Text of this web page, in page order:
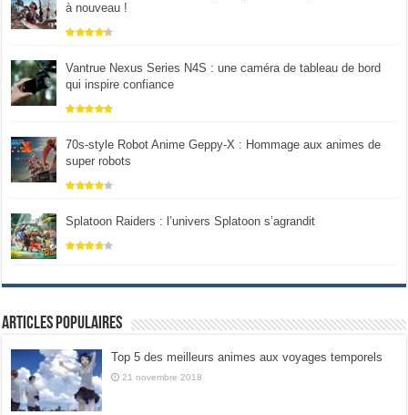
à nouveau !
Vantrue Nexus Series N4S : une caméra de tableau de bord
qui inspire confiance
70s-style Robot Anime Geppy-X : Hommage aux animes de
super robots
Splatoon Raiders : l’univers Splatoon s’agrandit
Articles populaires
Top 5 des meilleurs animes aux voyages temporels
21 novembre 2018